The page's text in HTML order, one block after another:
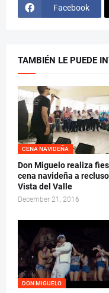
Facebook
TAMBIÉN LE PUEDE
CENA NAVIDEÑA
Don Miguelo realiza
cena navideña a
Vista del Valle
December 21, 2016
DON MIGUELO